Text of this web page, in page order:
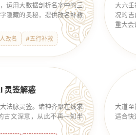
运用大数据剖析名字中的三
隐藏的奥秘，提供改名补救
改名 #五行补救
大六壬
况的
重大会
灵签解惑
法脉灵签。诸神齐聚在线求
古文深意，从此不再一知半
大道至
适合快